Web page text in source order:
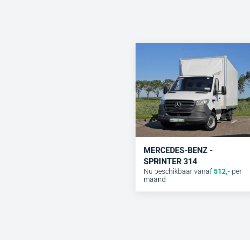
MERCEDES-BENZ -
SPRINTER 314
Nu beschikbaar vanaf 512,- per
maand